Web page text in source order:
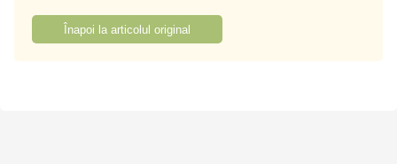
Înapoi la articolul original